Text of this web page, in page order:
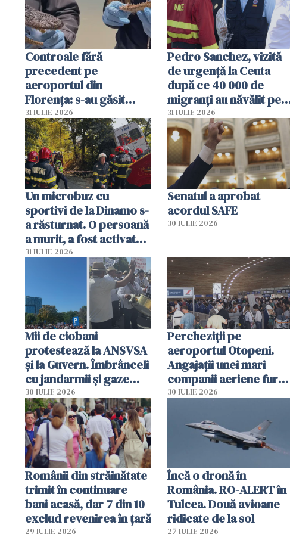
Controale fără
precedent pe
aeroportul din
Florența: s-au găsit
capete de aligator și o
sumă imensă de bani
31 IULIE 2026
Pedro Sanchez, vizită
de urgență la Ceuta
după ce 40 000 de
migranți au năvălit pe
teritoriul spaniol: „Vom
mobiliza toate
resursele"
31 IULIE 2026
Un microbuz cu
sportivi de la Dinamo s-
a răsturnat. O persoană
a murit, a fost activat
planul roșu de
31 IULIE 2026
Senatul a aprobat
acordul SAFE
30 IULIE 2026
Mii de ciobani
protestează la ANSVSA
și la Guvern. Îmbrânceli
cu jandarmii și gaze
lacrimogene
30 IULIE 2026
Percheziții pe
aeroportul Otopeni.
Angajații unei mari
companii aeriene furau
parfumuri, ceasuri și
vânzării
30 IULIE 2026
Românii din străinătate
trimit în continuare
bani acasă, dar 7 din 10
exclud revenirea în țară
29 IULIE 2026
Încă o dronă în
România. RO-ALERT în
Tulcea. Două avioane
ridicate de la sol
27 IULIE 2026